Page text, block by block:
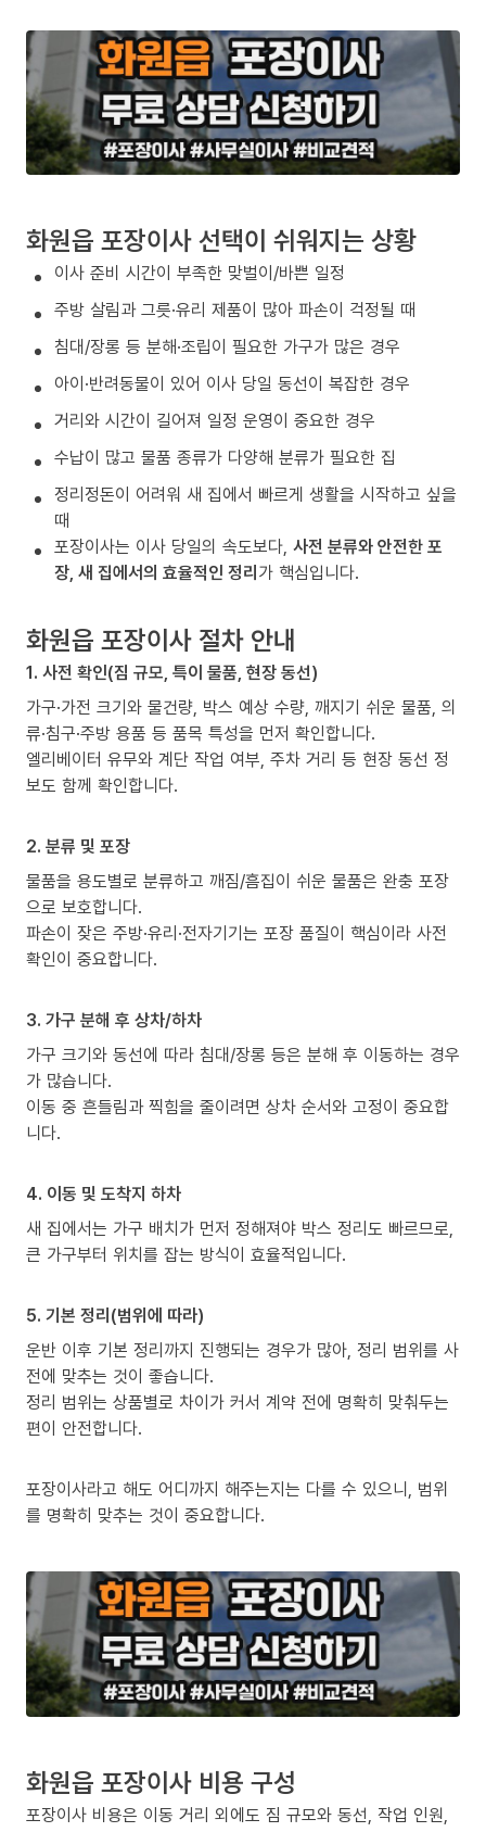
화원읍 포장이사 선택이 쉬워지는 상황
이사 준비 시간이 부족한 맞벌이/바쁜 일정
주방 살림과 그릇·유리 제품이 많아 파손이 걱정될 때
침대/장롱 등 분해·조립이 필요한 가구가 많은 경우
아이·반려동물이 있어 이사 당일 동선이 복잡한 경우
거리와 시간이 길어져 일정 운영이 중요한 경우
수납이 많고 물품 종류가 다양해 분류가 필요한 집
정리정돈이 어려워 새 집에서 빠르게 생활을 시작하고 싶을
때
포장이사는 이사 당일의 속도보다, 사전 분류와 안전한 포
장, 새 집에서의 효율적인 정리가 핵심입니다.
화원읍 포장이사 절차 안내
1. 사전 확인(짐 규모, 특이 물품, 현장 동선)
가구·가전 크기와 물건량, 박스 예상 수량, 깨지기 쉬운 물품, 의
류·침구·주방 용품 등 품목 특성을 먼저 확인합니다.
엘리베이터 유무와 계단 작업 여부, 주차 거리 등 현장 동선 정
보도 함께 확인합니다.
2. 분류 및 포장
물품을 용도별로 분류하고 깨짐/흠집이 쉬운 물품은 완충 포장
으로 보호합니다.
파손이 잦은 주방·유리·전자기기는 포장 품질이 핵심이라 사전
확인이 중요합니다.
3. 가구 분해 후 상차/하차
가구 크기와 동선에 따라 침대/장롱 등은 분해 후 이동하는 경우
가 많습니다.
이동 중 흔들림과 찍힘을 줄이려면 상차 순서와 고정이 중요합
니다.
4. 이동 및 도착지 하차
새 집에서는 가구 배치가 먼저 정해져야 박스 정리도 빠르므로,
큰 가구부터 위치를 잡는 방식이 효율적입니다.
5. 기본 정리(범위에 따라)
운반 이후 기본 정리까지 진행되는 경우가 많아, 정리 범위를 사
전에 맞추는 것이 좋습니다.
정리 범위는 상품별로 차이가 커서 계약 전에 명확히 맞춰두는
편이 안전합니다.
포장이사라고 해도 어디까지 해주는지는 다를 수 있으니, 범위
를 명확히 맞추는 것이 중요합니다.
화원읍 포장이사 비용 구성
포장이사 비용은 이동 거리 외에도 짐 규모와 동선, 작업 인원,